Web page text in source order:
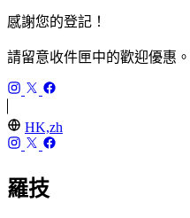
感謝您的登記！
請留意收件匣中的歡迎優惠。
HK,zh
羅技